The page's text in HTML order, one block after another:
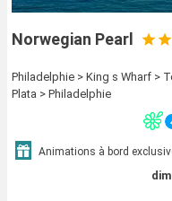
Norwegian Pearl
Philadelphie > King s Wharf >
Plata > Philadelphie
Animations à bord